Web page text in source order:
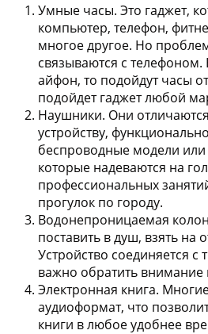
Умные часы. Это гаджет,
компьютер, телефон,
многое другое. Но
связываются с
айфон, то подойдут часы
подойдет гаджет любой
Наушники. Они
устройству,
беспроводные модели
которые надеваются на
профессиональных
прогулок по городу.
Водонепроницаемая
поставить в душ, взять на
Устройство соединяется
важно обратить внимание
Электронная книга.
аудиоформат, что
книги в любое удобнее